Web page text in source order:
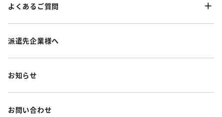
よくあるご質問
派遣先企業様へ
お知らせ
お問い合わせ